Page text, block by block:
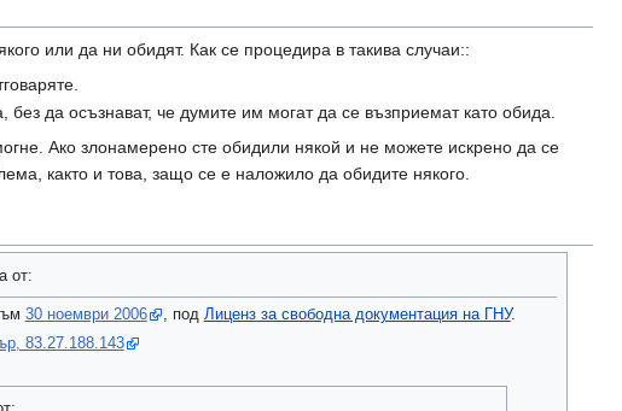
или да ни обидят. Как се процедира в такива случаи::
да осъзнават, че думите им могат да се възприемат като обида.
Ако злонамерено сте обидили някой и не можете искрено да се
както и това, защо се е наложило да обидите някого.
от:
30 ноември 2006 , под Лиценз за свободна документация на ГНУ.
83.27.188.143